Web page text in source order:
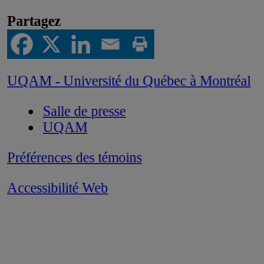
Partagez
UQAM - Université du Québec à Montréal
Salle de presse
UQAM
Préférences des témoins
Accessibilité Web